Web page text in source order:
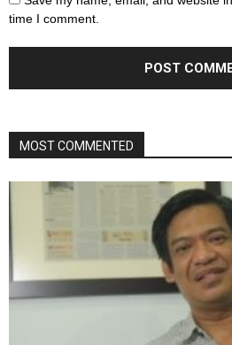
time I comment.
MOST COMMENTED